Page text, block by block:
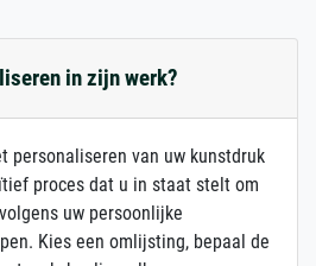
in zijn werk?
personaliseren van uw kunstdruk
proces dat u in staat stelt om
uw persoonlijke
Kies een omlijsting, bepaal de